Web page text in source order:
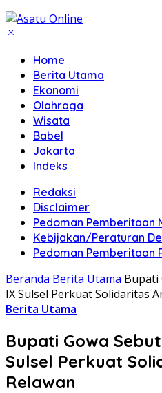
Home
Berita Utama
Ekonomi
Olahraga
Wisata
Babel
Jakarta
Indeks
Redaksi
Disclaimer
Pedoman Pemberitaan
Kebijakan/Peraturan
Pedoman Pemberitaan
Beranda Berita Utama Bupati
IX Sulsel Perkuat Solidaritas
Berita Utama
Bupati Gowa
Sulsel Perkuat
Relawan